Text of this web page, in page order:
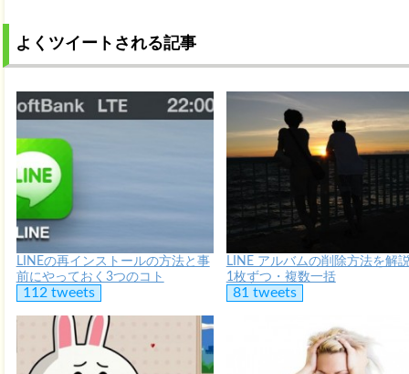
よくツイートされる記事
LINEの再インストールの方法と事
前にやっておく3つのコト
112 tweets
LINE アルバムの削除方法を解
1枚ずつ・複数一括
81 tweets